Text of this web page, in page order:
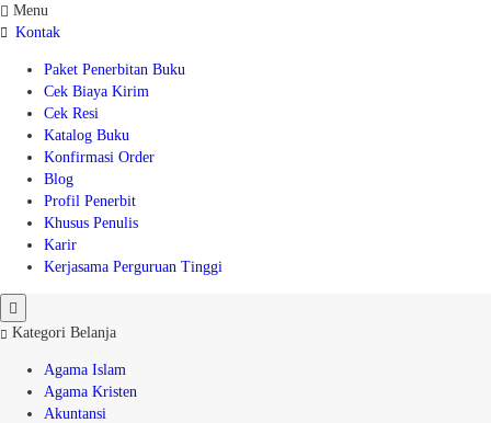
Menu
Kontak
Paket Penerbitan Buku
Cek Biaya Kirim
Cek Resi
Katalog Buku
Konfirmasi Order
Blog
Profil Penerbit
Khusus Penulis
Karir
Kerjasama Perguruan Tinggi
Kategori Belanja
Agama Islam
Agama Kristen
Akuntansi